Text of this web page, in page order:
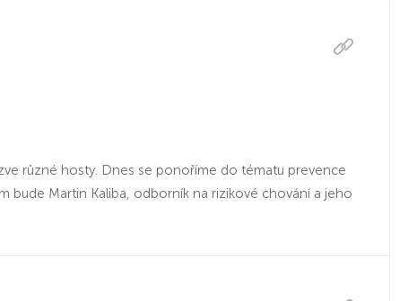
různé hosty. Dnes se ponoříme do tématu prevence
bude Martin Kaliba, odborník na rizikové chování a jeho